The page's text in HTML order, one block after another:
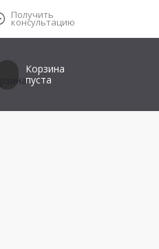
Получить
консультацию
Корзина
пуста